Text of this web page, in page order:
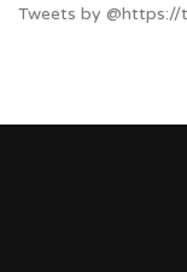
Tweets by